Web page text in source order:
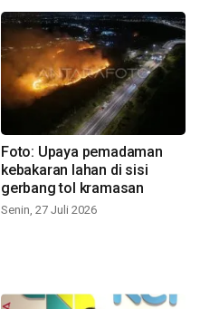
Foto: Upaya pemadaman
kebakaran lahan di sisi
gerbang tol kramasan
Senin, 27 Juli 2026